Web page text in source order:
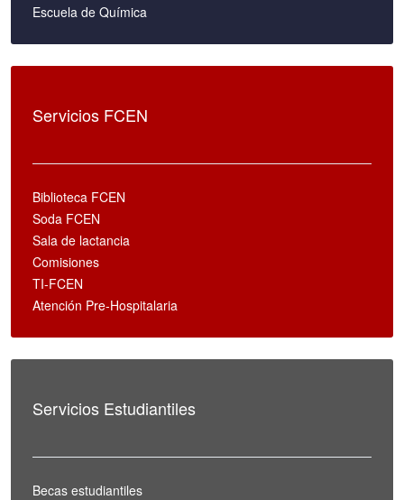
Escuela de Química
Servicios FCEN
Biblioteca FCEN
Soda FCEN
Sala de lactancia
Comisiones
TI-FCEN
Atención Pre-Hospitalaria
Servicios Estudiantiles
Becas estudiantiles